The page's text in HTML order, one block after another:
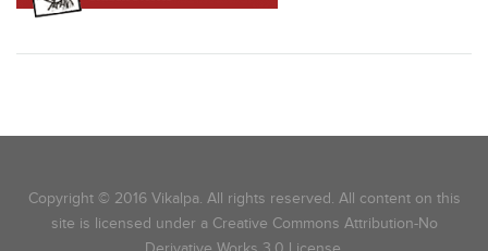
Copyright © 2016 Vikalpa. All rights reserved. All content on this
site is licensed under a Creative Commons Attribution-No